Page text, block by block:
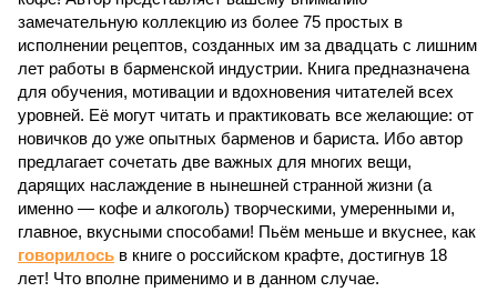
замечательную коллекцию из более 75 простых в
исполнении рецептов, созданных им за двадцать с лишним
лет работы в барменской индустрии. Книга предназначена
для обучения, мотивации и вдохновения читателей всех
уровней. Её могут читать и практиковать все желающие: от
новичков до уже опытных барменов и бариста. Ибо автор
предлагает сочетать две важных для многих вещи,
дарящих наслаждение в нынешней странной жизни (а
именно — кофе и алкоголь) творческими, умеренными и,
главное, вкусными способами! Пьём меньше и вкуснее, как
говорилось в книге о российском крафте, достигнув 18
лет! Что вполне применимо и в данном случае.